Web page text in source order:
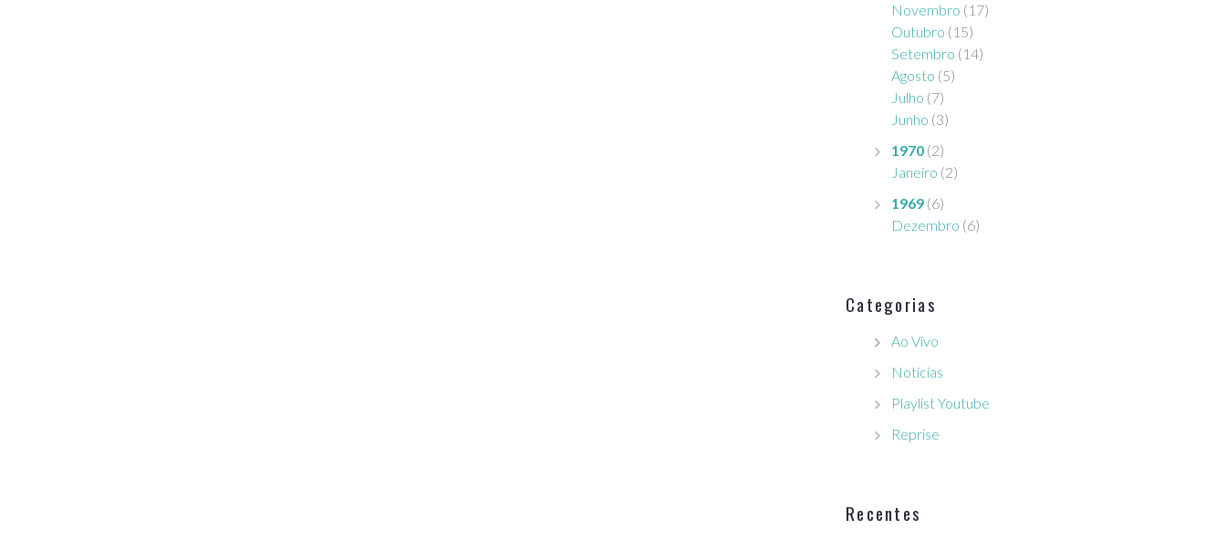
Novembro (17)
Outubro (15)
Setembro (14)
Agosto (5)
Julho (7)
Junho (3)
1970 (2)
Janeiro (2)
1969 (6)
Dezembro (6)
Categorias
Ao Vivo
Notícias
Playlist Youtube
Reprise
Recentes